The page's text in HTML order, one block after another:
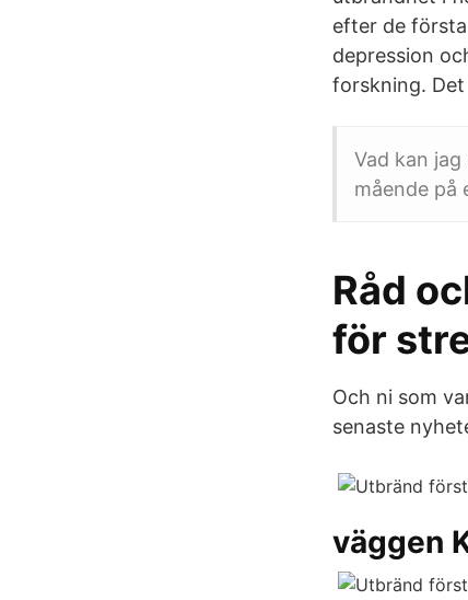
efter de
depression
forskning.
Vad kan
mående på
Råd
för
Och ni som
senaste
väggen